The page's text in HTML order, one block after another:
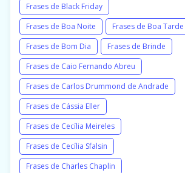
Frases de Black Friday
Frases de Boa Noite
Frases de Boa Tarde
Frases de Bom Dia
Frases de Brinde
Frases de Caio Fernando Abreu
Frases de Carlos Drummond de Andrade
Frases de Cássia Eller
Frases de Cecília Meireles
Frases de Cecília Sfalsin
Frases de Charles Chaplin